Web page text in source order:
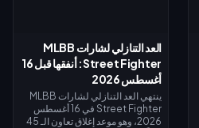
العد التنازلي لشارات MLBB
Street Fighter: أنفقها قبل 16
أغسطس 2026
ينتهي العد التنازلي لشارات MLBB
Street Fighter في 16 أغسطس
2026، وهو موعد إغلاق تعاون الـ 45